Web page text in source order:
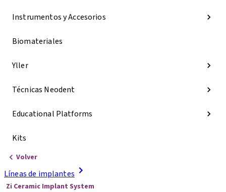
Instrumentos y Accesorios
Biomateriales
Yller
Técnicas Neodent
Educational Platforms
Kits
Volver
Líneas de implantes
Zi Ceramic Implant System